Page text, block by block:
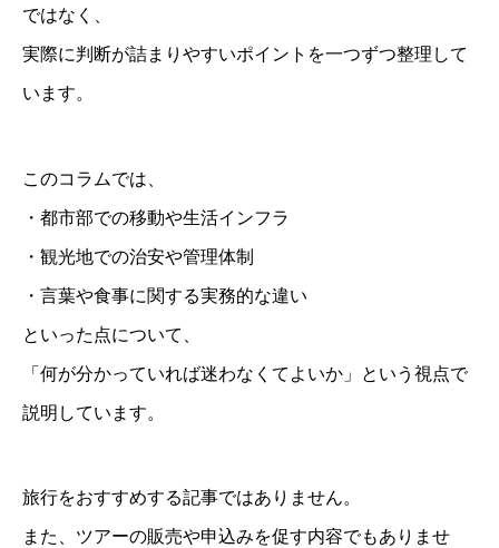
ではなく、
実際に判断が詰まりやすいポイントを一つずつ整理して
います。
このコラムでは、
・都市部での移動や生活インフラ
・観光地での治安や管理体制
・言葉や食事に関する実務的な違い
といった点について、
「何が分かっていれば迷わなくてよいか」という視点で
説明しています。
旅行をおすすめする記事ではありません。
また、ツアーの販売や申込みを促す内容でもありませ